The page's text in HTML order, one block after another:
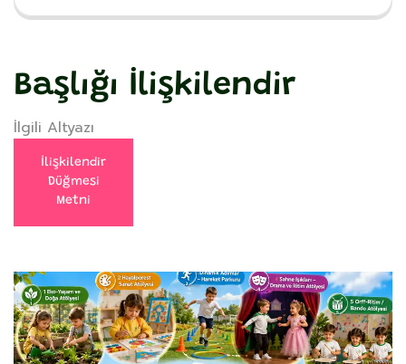
Başlığı İlişkilendir
İlgili Altyazı
İlişkilendir
Düğmesi
Metni